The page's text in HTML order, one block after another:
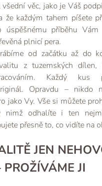
všední věc, jako je Váš
že každým tahem píšete
úspěšnému příběhu Vám
plnicí pera.
od začátku až do
z tuzemských dílen,
Každý kus
Opravdu – nikdo
jako Vy. Vše si můžete
nimž odhalíte i ten
přesně to, co vidíte na
JEN
PROŽÍVÁME JI